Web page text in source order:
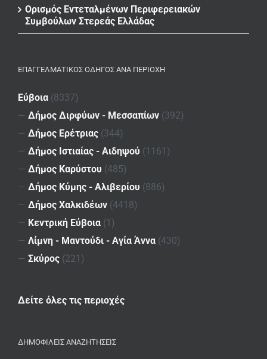
Ορισμός Εντεταλμένων Περιφερειακών
Συμβούλων Στερεάς Ελλάδας
ΕΠΑΓΓΕΛΜΑΤΙΚΌΣ ΟΔΗΓΌΣ ΑΝΆ ΠΕΡΙΟΧΉ
Εύβοια (8337)
— Δήμος Διρφύων - Μεσσαπίων (392)
— Δήμος Ερέτριας (344)
— Δήμος Ιστιαίας - Αιδηψού (1161)
— Δήμος Καρύστου (485)
— Δήμος Κύμης - Αλιβερίου (886)
— Δήμος Χαλκιδέων (4418)
— Κεντρική Εύβοια (1)
— Λίμνη - Μαντούδι - Αγία Άννα (430)
— Σκύρος (221)
Δείτε όλες τις περιοχές
ΔΗΜΟΦΙΛΕΙΣ ΑΝΑΖΗΤΗΣΕΙΣ